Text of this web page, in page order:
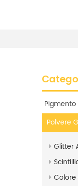
Pigmento
Polvere
Glitter